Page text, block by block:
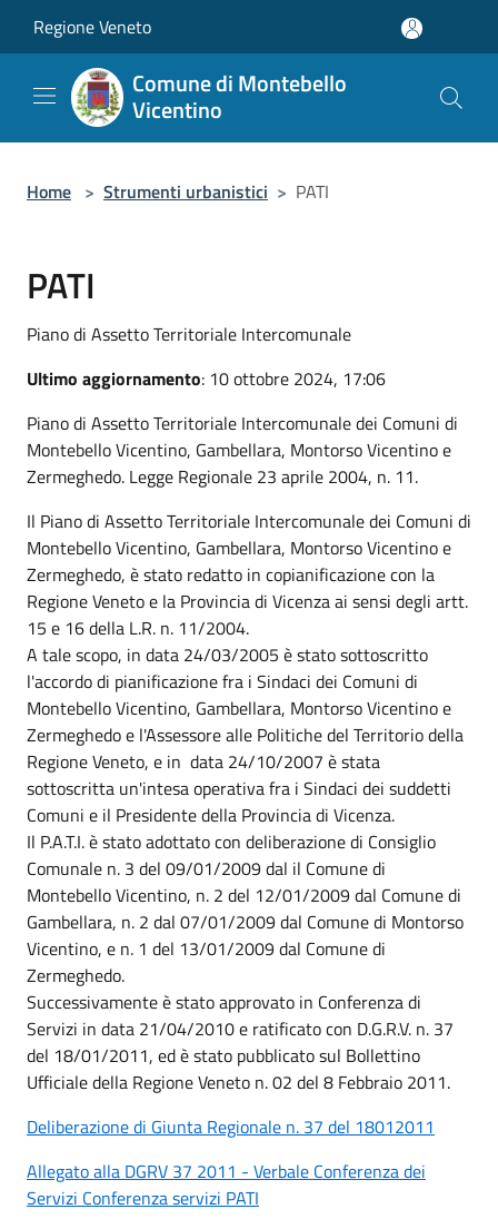
Regione Veneto
Comune di Montebello
Vicentino
Home > Strumenti urbanistici > PATI
PATI
Piano di Assetto Territoriale Intercomunale
Ultimo aggiornamento: 10 ottobre 2024, 17:06
Piano di Assetto Territoriale Intercomunale dei Comuni di
Montebello Vicentino, Gambellara, Montorso Vicentino e
Zermeghedo. Legge Regionale 23 aprile 2004, n. 11.
Il Piano di Assetto Territoriale Intercomunale dei Comuni di
Montebello Vicentino, Gambellara, Montorso Vicentino e
Zermeghedo, è stato redatto in copianificazione con la
Regione Veneto e la Provincia di Vicenza ai sensi degli artt.
15 e 16 della L.R. n. 11/2004.
A tale scopo, in data 24/03/2005 è stato sottoscritto
l'accordo di pianificazione fra i Sindaci dei Comuni di
Montebello Vicentino, Gambellara, Montorso Vicentino e
Zermeghedo e l'Assessore alle Politiche del Territorio della
Regione Veneto, e in data 24/10/2007 è stata
sottoscritta un'intesa operativa fra i Sindaci dei suddetti
Comuni e il Presidente della Provincia di Vicenza.
Il P.A.T.I. è stato adottato con deliberazione di Consiglio
Comunale n. 3 del 09/01/2009 dal il Comune di
Montebello Vicentino, n. 2 del 12/01/2009 dal Comune di
Gambellara, n. 2 dal 07/01/2009 dal Comune di Montorso
Vicentino, e n. 1 del 13/01/2009 dal Comune di
Zermeghedo.
Successivamente è stato approvato in Conferenza di
Servizi in data 21/04/2010 e ratificato con D.G.R.V. n. 37
del 18/01/2011, ed è stato pubblicato sul Bollettino
Ufficiale della Regione Veneto n. 02 del 8 Febbraio 2011.
Deliberazione di Giunta Regionale n. 37 del 18012011
Allegato alla DGRV 37 2011 - Verbale Conferenza dei
Servizi Conferenza servizi PATI